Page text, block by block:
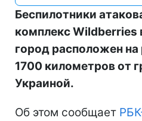
Беспилотники
комплекс Wildberries
город расположен на
1700 километров от
Украиной.
Об этом сообщает